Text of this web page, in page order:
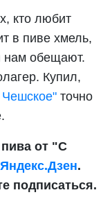
кто любит
в пиве хмель,
нам обещают.
Купил,
Чешское" точно
от "С
.
подписаться.